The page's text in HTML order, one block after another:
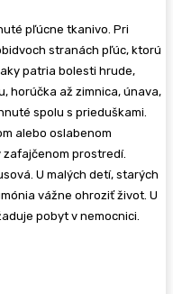
pľúcne tkanivo. Pri
stranách pľúc, ktorú
patria bolesti hrude,
horúčka až zimnica, únava,
spolu s prieduškami.
alebo oslabenom
prostredí.
U malých detí, starých
vážne ohroziť život. U
pobyt v nemocnici.